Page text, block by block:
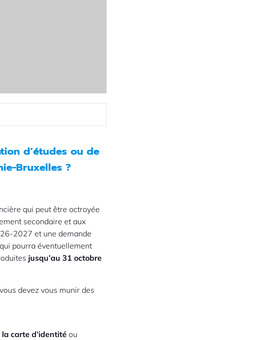
d’études ou de
Bruxelles ?
qui peut être octroyée
secondaire et aux
2027 et une demande
pourra éventuellement
jusqu’au 31 octobre
devez vous munir des
la carte d’identité ou